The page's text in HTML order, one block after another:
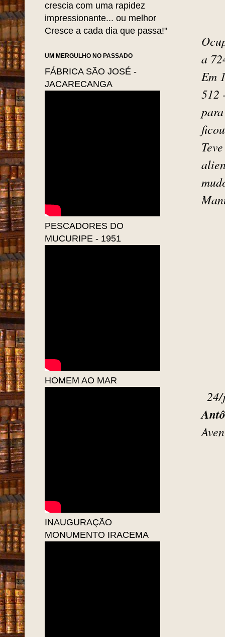
a
Em
512
crescia com uma rapidez
impressionante... ou melhor
Cresce a cada dia que passa!"
UM MERGULHO NO PASSADO
FÁBRICA SÃO JOSÉ -
JACARECANGA
PESCADORES DO
MUCURIPE - 1951
HOMEM AO MAR
INAUGURAÇÃO
MONUMENTO IRACEMA